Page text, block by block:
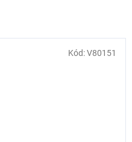
Kód:V80151